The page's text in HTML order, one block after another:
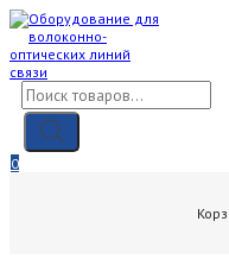
Skip
content
Поиск
товаров
0